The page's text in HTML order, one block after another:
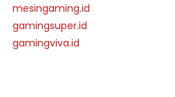
mesingaming.id
gamingsuper.id
gamingviva.id